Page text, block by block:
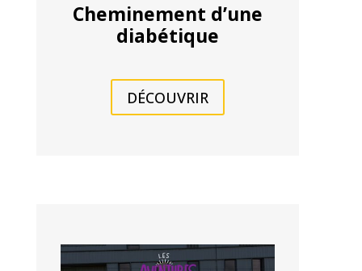
Cheminement d’une
diabétique
DÉCOUVRIR